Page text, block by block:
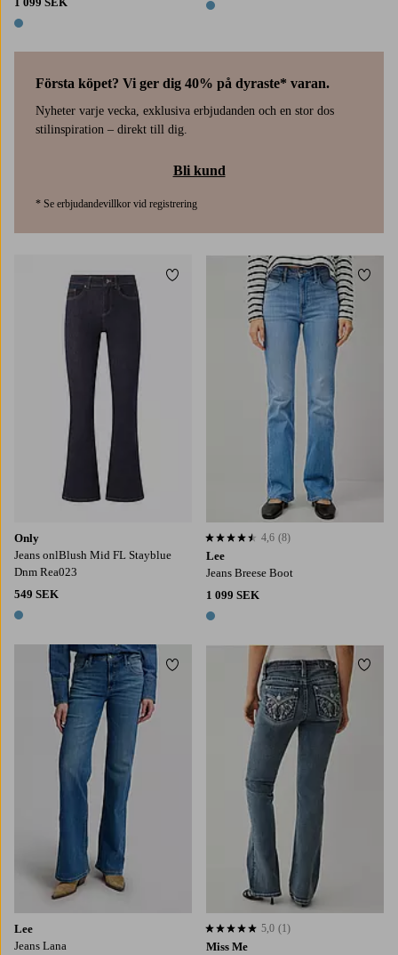
1 färg
Första köpet? Vi ger dig 40% på dyraste* varan.
Nyheter varje vecka, exklusiva erbjudanden och en stor dos
stilinspiration – direkt till dig.
Bli kund
* Se erbjudandevillkor vid registrering
1 färg
Only
Jeans onlBlush Mid FL Stayblue
Dnm Rea023
549 SEK
1 färg
Lägg till i favoriter
Lee
Jeans Breese Boot
1 099 SEK
1 färg
4,6 baserat på 8 st betyg
4,6 (8)
Lee
Jeans Lana
Lägg till i favoriter
Miss Me
5,0 baserat på 1 st betyg
5,0 (1)